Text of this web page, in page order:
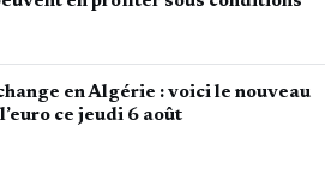
en Algérie : voici le nouveau
ce jeudi 6 août